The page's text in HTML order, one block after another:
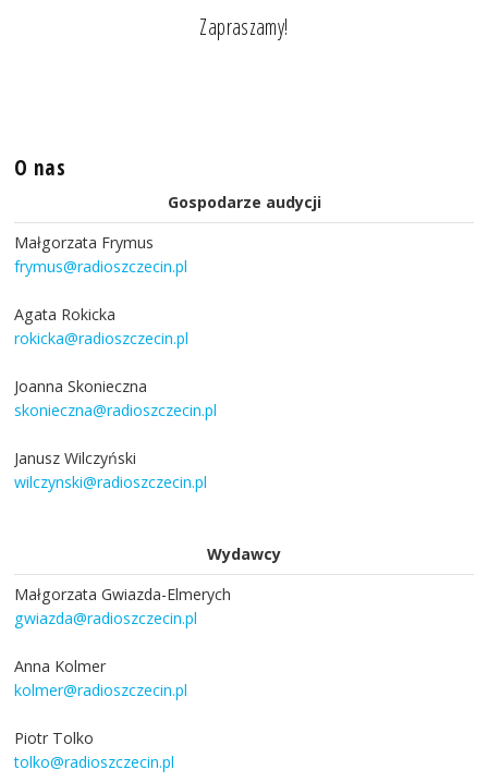
Zapraszamy!
O nas
Gospodarze audycji
Małgorzata Frymus
frymus@radioszczecin.pl
Agata Rokicka
rokicka@radioszczecin.pl
Joanna Skonieczna
skonieczna@radioszczecin.pl
Janusz Wilczyński
wilczynski@radioszczecin.pl
Wydawcy
Małgorzata Gwiazda-Elmerych
gwiazda@radioszczecin.pl
Anna Kolmer
kolmer@radioszczecin.pl
Piotr Tolko
tolko@radioszczecin.pl